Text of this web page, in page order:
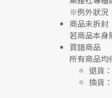
※例外狀況
商品未拆封
若商品本身
買錯商品
所有商品均
退貨
換貨